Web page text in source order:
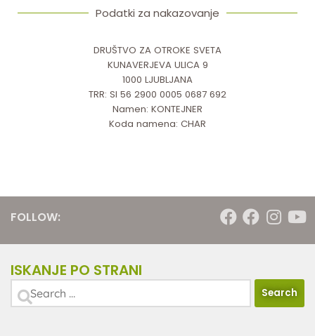
Podatki za nakazovanje
DRUŠTVO ZA OTROKE SVETA
KUNAVERJEVA ULICA 9
1000 LJUBLJANA
TRR: SI 56 2900 0005 0687 692
Namen: KONTEJNER
Koda namena: CHAR
FOLLOW:
ISKANJE PO STRANI